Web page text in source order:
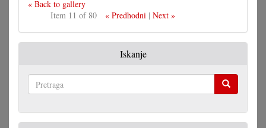
« Back to gallery
Item 11 of 80
« Predhodni| Next »
Iskanje